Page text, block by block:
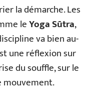
la démarche. Les
leYoga Sūtra,
va bien au-
une réflexion sur
du souffle, sur le
mouvement.